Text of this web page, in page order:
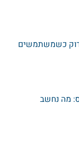
כשמשתמשים
מה נחשב